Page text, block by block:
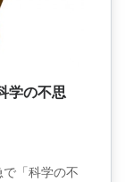
学の不思
「科学の不